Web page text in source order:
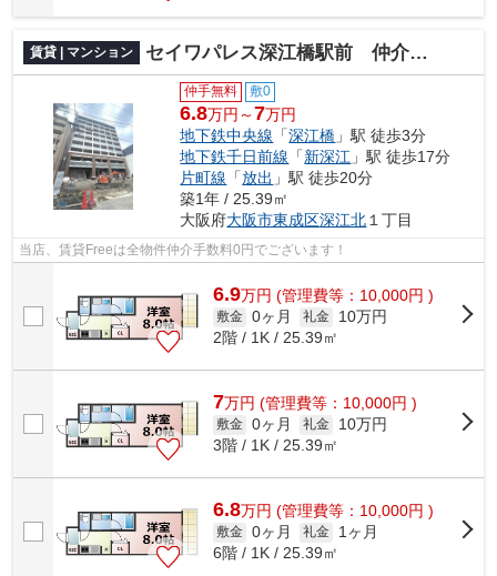
賃貸 | マンション セイワパレス深江橋駅前 仲介手数料無料
仲手無料 敷0
6.8万円～7万円
地下鉄中央線 「深江橋 」駅 徒歩3分
地下鉄千日前線 「新深江 」駅 徒歩17分
片町線 「放出 」駅 徒歩20分
築1年 / 25.39㎡
大阪府大阪市東成区深江北 １丁目
当店、賃貸Freeは全物件仲介手数料0円でございます！
6.9万円 (管理費等：10,000円 )
敷金 0ヶ月 礼金
10万円
2階 / 1K / 25.39㎡
7万円 (管理費等：10,000円 )
敷金 0ヶ月 礼金
10万円
3階 / 1K / 25.39㎡
6.8万円 (管理費等：10,000円 )
敷金 0ヶ月 礼金
1ヶ月
6階 / 1K / 25.39㎡